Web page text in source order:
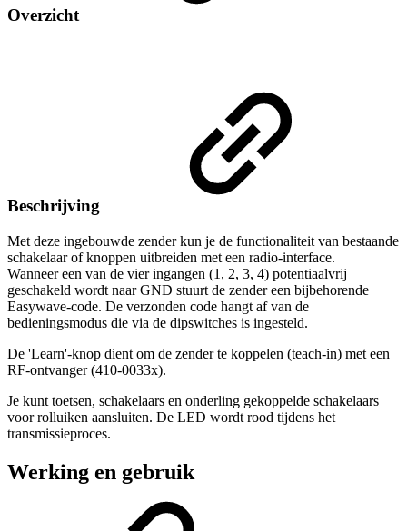
Overzicht
Beschrijving
Met deze ingebouwde zender kun je de functionaliteit van bestaande
schakelaar of knoppen uitbreiden met een radio-interface.
Wanneer een van de vier ingangen (1, 2, 3, 4) potentiaalvrij
geschakeld wordt naar GND stuurt de zender een bijbehorende
Easywave-code. De verzonden code hangt af van de
bedieningsmodus die via de dipswitches is ingesteld.
De 'Learn'-knop dient om de zender te koppelen (teach-in) met een
RF-ontvanger (410-0033x).
Je kunt toetsen, schakelaars en onderling gekoppelde schakelaars
voor rolluiken aansluiten. De LED wordt rood tijdens het
transmissieproces.
Werking en gebruik